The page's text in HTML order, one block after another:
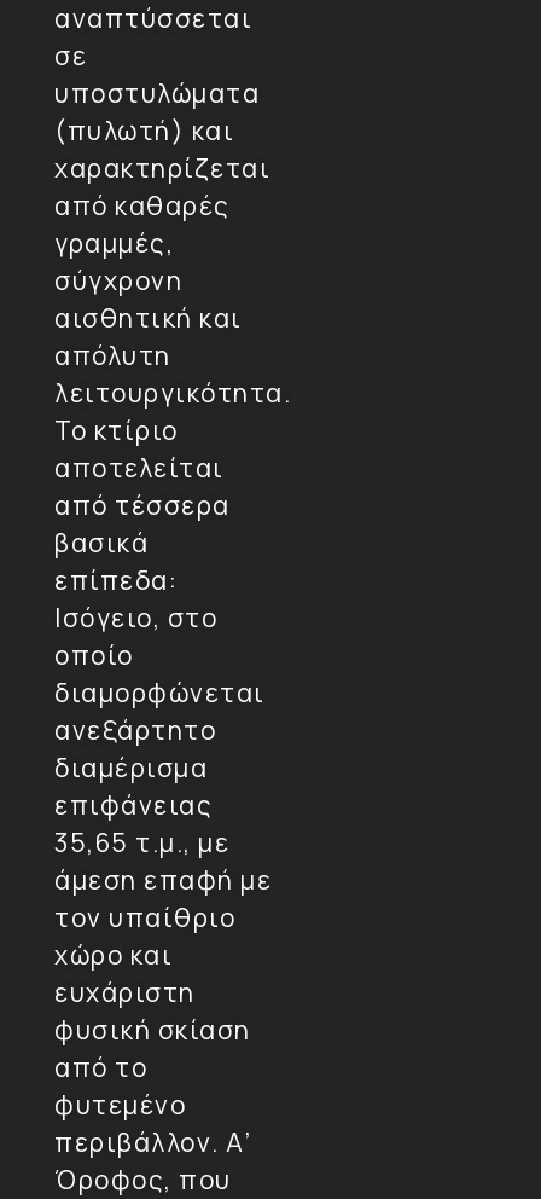
αναπτύσσεται
σε
υποστυλώματα
(πυλωτή) και
χαρακτηρίζεται
από καθαρές
γραμμές,
σύγχρονη
αισθητική και
απόλυτη
λειτουργικότητα.
Το κτίριο
αποτελείται
από τέσσερα
βασικά
επίπεδα:
Ισόγειο, στο
οποίο
διαμορφώνεται
ανεξάρτητο
διαμέρισμα
επιφάνειας
35,65 τ.μ., με
άμεση επαφή με
τον υπαίθριο
χώρο και
ευχάριστη
φυσική σκίαση
από το
φυτεμένο
περιβάλλον. Α’
Όροφος, που